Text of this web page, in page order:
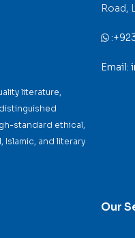
literature,
standard ethical,
and literary
Our
Road,
:
Email: